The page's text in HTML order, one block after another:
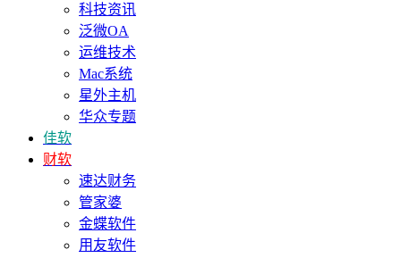
科技资讯
泛微OA
运维技术
Mac系统
星外主机
华众专题
佳软
财软
速达财务
管家婆
金蝶软件
用友软件